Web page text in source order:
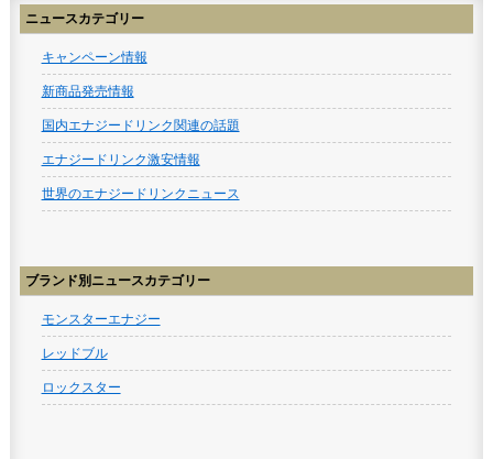
ニュースカテゴリー
キャンペーン情報
新商品発売情報
国内エナジードリンク関連の話題
エナジードリンク激安情報
世界のエナジードリンクニュース
ブランド別ニュースカテゴリー
モンスターエナジー
レッドブル
ロックスター